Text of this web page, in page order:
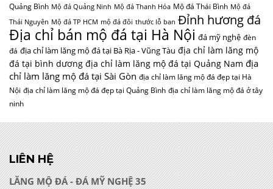
Quảng Bình Mộ đá Quảng Ninh Mộ đá Thanh Hóa Mộ đá Thái Bình Mộ đá
Thái Nguyên Mộ đá TP HCM mộ đá đôi thước lỗ ban Đỉnh hương đá
Địa chỉ bán mộ đá tại Hà Nội đá mỹ nghệ đèn
đá địa chỉ làm lăng mộ đá tại Bà Rịa - Vũng Tàu địa chỉ làm lăng mộ
đá tại bình dương địa chỉ làm lăng mộ đá tại Quảng Nam địa
chỉ làm lăng mộ đá tại Sài Gòn địa chỉ làm lăng mộ đá đẹp tại Hà
Nội địa chỉ làm lăng mộ đá đẹp tại Quảng Bình địa chỉ làm lăng mộ đá ở tây
ninh
LIÊN HỆ
LĂNG MỘ ĐÁ - ĐÁ MỸ NGHỆ 35